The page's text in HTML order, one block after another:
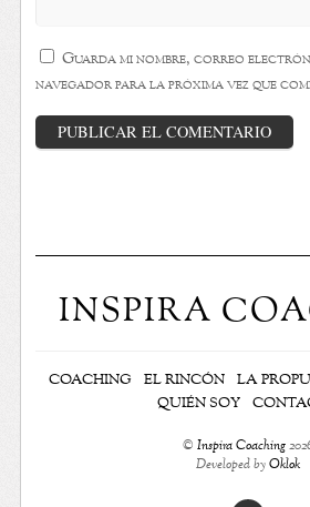
Guarda mi nombre, correo
navegador para la próxima vez que
INSPIRA
COACHING EL RINCÓN LA
QUIÉN SOY
© Inspira Coaching
Developed byOklok